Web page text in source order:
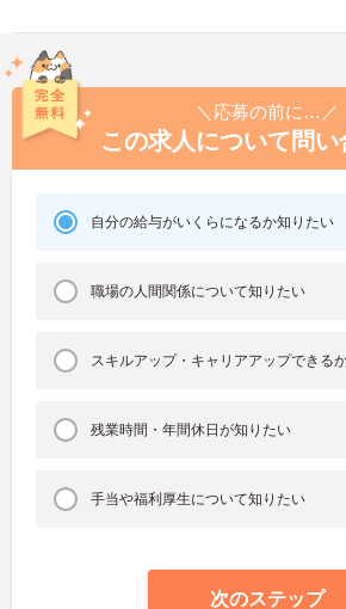
＼応募の前に…／
この求人について問い
自分の給与がいくらになるか知りたい
職場の人間関係について知りたい
スキルアップ・キャリアアップできる
残業時間・年間休日が知りたい
手当や福利厚生について知りたい
次のステップ